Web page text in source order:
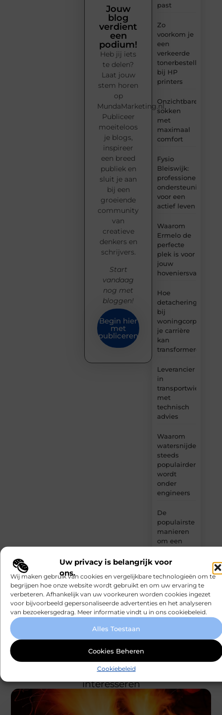
Uw privacy is belangrijk voor
ons.
Wij maken gebruik van cookies en vergelijkbare technologieën om te
begrijpen hoe onze website wordt gebruikt en om uw ervaring te
verbeteren. Afhankelijk van uw voorkeuren worden cookies ingezet
voor bijvoorbeeld gepersonaliseerde advertenties en het analyseren
van bezoekersgedrag. Meer informatie vindt u in ons cookiebeleid.
Alles Toestaan
Cookies Beheren
Cookiebeleid
past
Zo
voorkom je
een
verkeerde
tonerbestelling
bij HP
printers
Onzichtbare
sokken
met
maximaal
comfort
Fysio
Bleiswijk:
professionele
ondersteuning
voor een
actief leven
Waarom
Ermelo de
perfecte
plek is voor
jouw
Hoe
detachering
bij
woningcorporaties
je carrière
kan
transformeren
Leverancier
in
transportwielen
met
technisch
advies
Waarom
watersnijden
steeds
populairder
wordt
onder
engineers
De
populairste
manieren
om een
Amsterdam
moderniseren
Kabelaring
kiezen voor
je boot
Jouw
blog
verdient
een
podium!
Heb jij iets
te delen?
Laat jouw
stem horen
op
MundaMarketing.nl.
Publiceer
moeiteloos
je blogs,
inspireer
een breed
publiek en
sluit je aan
bij een
groeiende
community
van
creatieve
denkers en
schrijvers.
Start
vandaag
nog met
bloggen!
Begin hier
met
publiceren
Gerelateerde artikelendie u mogelijk
interesseren